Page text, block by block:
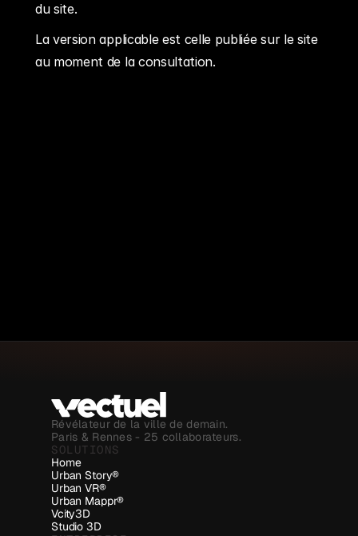
du site.
La version applicable est celle publiée sur le site
au moment de la consultation.
Révélateur de la ville de demain.
Paris & Rennes - 25 collaborateurs.
SOLUTIONS
Home
Urban Story®
Urban VR®
Urban Mappr®
Vcity3D
Studio 3D